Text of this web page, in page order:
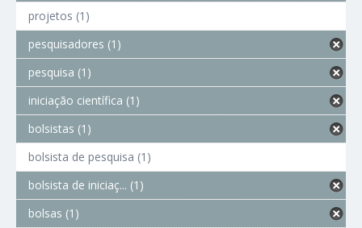
projetos (1)
pesquisadores (1)
pesquisa (1)
iniciação científica (1)
bolsistas (1)
bolsista de pesquisa (1)
bolsista de iniciaç... (1)
bolsas (1)